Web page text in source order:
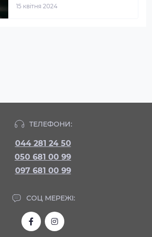
15 квітня 2024
ТЕЛЕФОНИ:
044 281 24 50
050 681 00 99
097 681 00 99
СОЦ МЕРЕЖІ: